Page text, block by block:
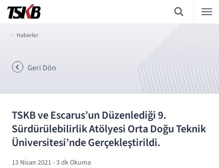
Haberler
Geri Dön
TSKB ve Escarus’un Düzenlediği 9.
Sürdürülebilirlik Atölyesi Orta Doğu Teknik
Üniversitesi’nde Gerçekleştirildi.
13 Nisan 2021 - 3 dk Okuma